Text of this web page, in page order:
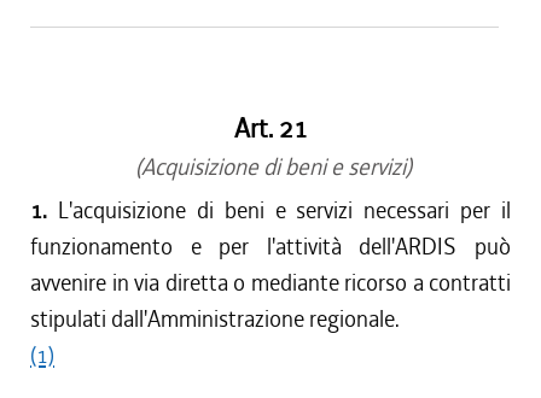
Art. 21
(Acquisizione di beni e servizi)
1. L'acquisizione di beni e servizi necessari per il
funzionamento e per l'attività dell'ARDIS può
avvenire in via diretta o mediante ricorso a contratti
stipulati dall'Amministrazione regionale.
(1)